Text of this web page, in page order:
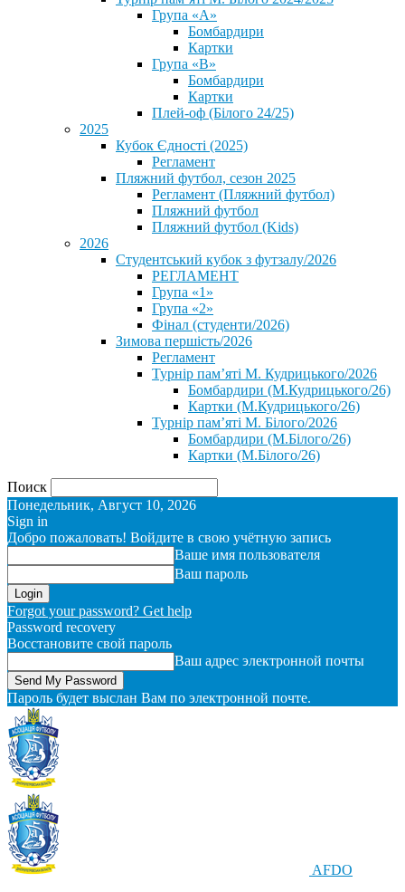
Група «А»
Бомбардири
Картки
Група «В»
Бомбардири
Картки
Плей-оф (Білого 24/25)
2025
Кубок Єдності (2025)
Регламент
Пляжний футбол, сезон 2025
Регламент (Пляжний футбол)
Пляжний футбол
Пляжний футбол (Kids)
2026
Студентський кубок з футзалу/2026
РЕГЛАМЕНТ
Група «1»
Група «2»
Фінал (студенти/2026)
⁨Зимова першість/2026⁩
Регламент
Турнір пам’яті М. Кудрицького/2026
Бомбардири (М.Кудрицького/26)
Картки (М.Кудрицького/26)
Турнір пам’яті М. Білого/2026
Бомбардири (М.Білого/26)
Картки (М.Білого/26)
Поиск
Понедельник, Август 10, 2026
Sign in
Добро пожаловать! Войдите в свою учётную запись
Ваше имя пользователя
Ваш пароль
Forgot your password? Get help
Password recovery
Восстановите свой пароль
Ваш адрес электронной почты
Пароль будет выслан Вам по электронной почте.
AFDO